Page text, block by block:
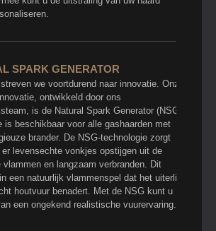
SPARK GENERATOR
we voortdurend naar innovatie. Onze
ontwikkeld door ons
is de Natural Spark Generator (NSG).
is beschikbaar voor alle gashaarden met
brander. De NSG-technologie zorgt
er levensechte vonkjes opstijgen uit de
vlammen en langzaam verbranden. Dit
een natuurlijk vlammenspel dat het uiterlijk
houtvuur benadert. Met de NSG kunt u
een ongekend realistische vuurervaring.